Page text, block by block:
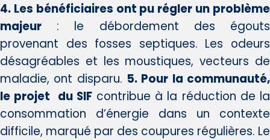
4. Les bénéficiaires ont pu régler un problème
majeur : le débordement des égouts
provenant des fosses septiques. Les odeurs
désagréables et les moustiques, vecteurs de
maladie, ont disparu. 5. Pour la communauté,
le projet du SIFcontribue à la réduction de la
consommation d’énergie dans un contexte
difficile, marqué par des coupures régulières. Le